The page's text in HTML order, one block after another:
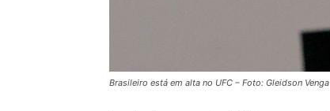
Brasileiro está em alta no UFC – Foto: Gleidson Venga